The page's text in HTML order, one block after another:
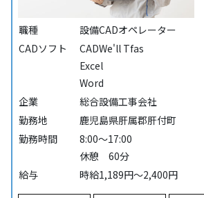
職種
設備CADオペレーター
CADソフト
CADWe'll Tfas
Excel
Word
企業
総合設備工事会社
勤務地
鹿児島県肝属郡肝付町
勤務時間
8:00～17:00
休憩 60分
給与
時給1,189円～2,400円